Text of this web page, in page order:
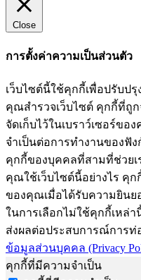
Close
การตั้งค่าความเป็นส่วนตัว
เว็บไซต์นี้ใช้คุกกี้เพื่อปรับ
คุณสำรวจเว็บไซต์ คุกกี้ที่ถู
จัดเก็บไว้ในเบราว์เซอร์ข
จำเป็นต่อการทำงานของฟั
คุกกี้ของบุคคลที่สามที่ช่วยเ
คุณใช้เว็บไซต์นี้อย่างไร คุก
ของคุณเมื่อได้รับความยิน
ในการเลือกไม่ใช้คุกกี้เหล่
ส่งผลต่อประสบการณ์การท่
ข้อมูลส่วนบุคคล (Privacy
คุกกี้ที่มีความจำเป็น